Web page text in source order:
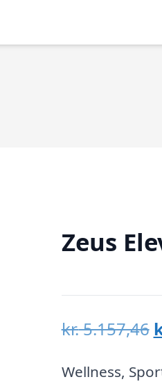
Zeus
kr.5.157,46
Wellness,